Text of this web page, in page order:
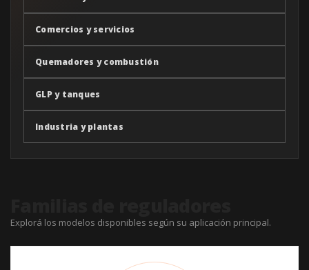
Comercios y servicios
Quemadores y combustión
GLP y tanques
Industria y plantas
Explorá los modelos disponibles según su aplicación principal.